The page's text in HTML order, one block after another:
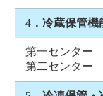
4．冷蔵保管機
第一センター
第二センター